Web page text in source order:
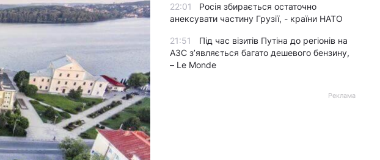
22:01
Росія збирається остаточно
анексувати частину Грузії, - країни НАТО
21:51
Під час візитів Путіна до регіонів на
АЗС з’являється багато дешевого бензину,
– Le Monde
Реклама